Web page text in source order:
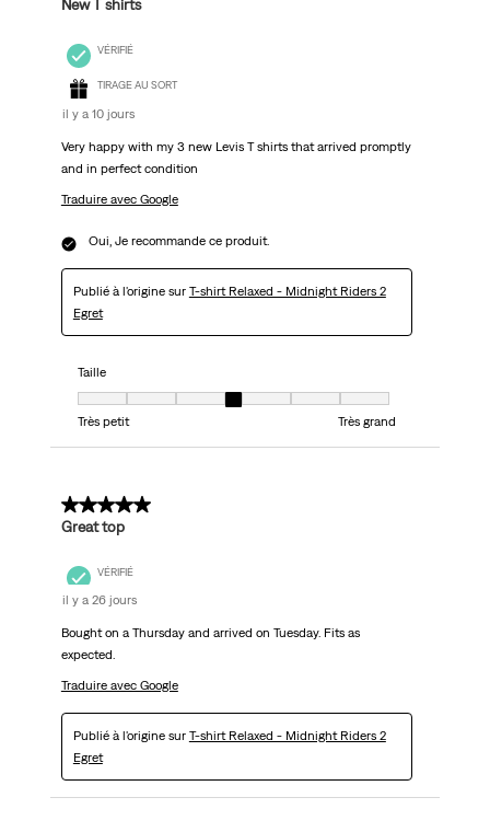
New T shirts
VÉRIFIÉ
TIRAGE AU SORT
il y a 10 jours
Very happy with my 3 new Levis T shirts that arrived promptly
and in perfect condition
Traduire avec Google
Oui, Je recommande ce produit.
Publié à l'origine sur T-shirt Relaxed - Midnight Riders 2
Egret
Taille
Taille, 4 sur 7, où 1 est égal à Très petit et 7 est égal à Très grand
Très petit
Très grand
5 sur 5 étoiles.
Great top
VÉRIFIÉ
il y a 26 jours
Bought on a Thursday and arrived on Tuesday. Fits as
expected.
Traduire avec Google
Publié à l'origine sur T-shirt Relaxed - Midnight Riders 2
Egret